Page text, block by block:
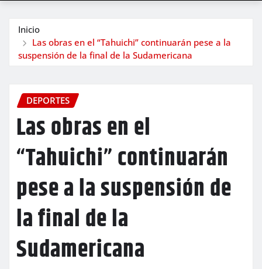
Inicio
Las obras en el “Tahuichi” continuarán pese a la
suspensión de la final de la Sudamericana
DEPORTES
Las obras en el
“Tahuichi” continuarán
pese a la suspensión de
la final de la
Sudamericana